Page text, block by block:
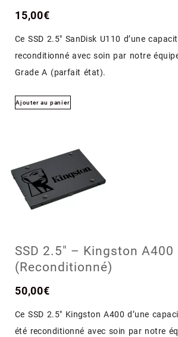
15,00€
Ce SSD 2.5″ SanDisk U110 d’une
reconditionné avec soin par notre
Grade A (parfait état).
Ajouter au panier
SSD 2.5″ – Kingston A400
(Reconditionné)
50,00€
Ce SSD 2.5″ Kingston A400 d’une
été reconditionné avec soin par notre